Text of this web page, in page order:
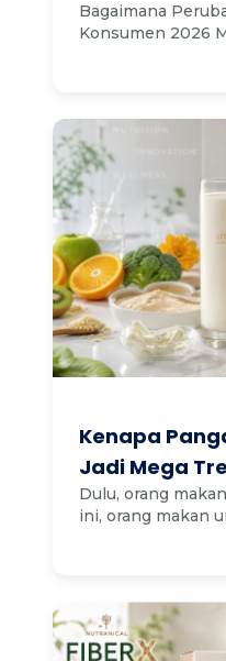
Perilaku
Bagaimana
Konsumen 2026
Industri Pangan
Kenapa
Jadi Mega
Insight
Dulu, orang
ini, orang makan